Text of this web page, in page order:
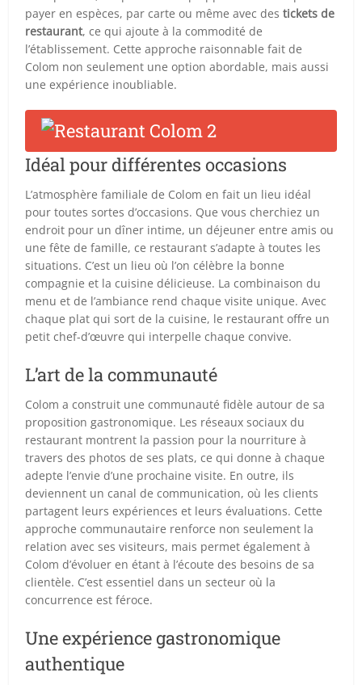
payer en espèces, par carte ou même avec destickets de
restaurant, ce qui ajoute à la commodité de
l’établissement. Cette approche raisonnable fait de
Colom non seulement une option abordable, mais aussi
une expérience inoubliable.
Idéal pour différentes occasions
L’atmosphère familiale de Colom en fait un lieu idéal
pour toutes sortes d’occasions. Que vous cherchiez un
endroit pour un dîner intime, un déjeuner entre amis ou
une fête de famille, ce restaurant s’adapte à toutes les
situations. C’est un lieu où l’on célèbre la bonne
compagnie et la cuisine délicieuse. La combinaison du
menu et de l’ambiance rend chaque visite unique. Avec
chaque plat qui sort de la cuisine, le restaurant offre un
petit chef-d’œuvre qui interpelle chaque convive.
L’art de la communauté
Colom a construit une communauté fidèle autour de sa
proposition gastronomique. Les réseaux sociaux du
restaurant montrent la passion pour la nourriture à
travers des photos de ses plats, ce qui donne à chaque
adepte l’envie d’une prochaine visite. En outre, ils
deviennent un canal de communication, où les clients
partagent leurs expériences et leurs évaluations. Cette
approche communautaire renforce non seulement la
relation avec ses visiteurs, mais permet également à
Colom d’évoluer en étant à l’écoute des besoins de sa
clientèle. C’est essentiel dans un secteur où la
concurrence est féroce.
Une expérience gastronomique
authentique